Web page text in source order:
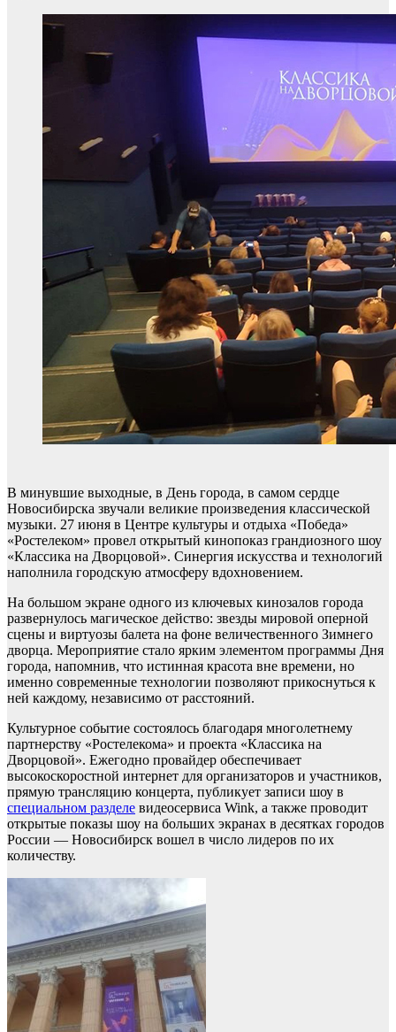
В минувшие выходные, в День города, в самом сердце
Новосибирска звучали великие произведения классической
музыки. 27 июня в Центре культуры и отдыха «Победа»
«Ростелеком» провел открытый кинопоказ грандиозного шоу
«Классика на Дворцовой». Синергия искусства и технологий
наполнила городскую атмосферу вдохновением.
На большом экране одного из ключевых кинозалов города
развернулось магическое действо: звезды мировой оперной
сцены и виртуозы балета на фоне величественного Зимнего
дворца. Мероприятие стало ярким элементом программы Дня
города, напомнив, что истинная красота вне времени, но
именно современные технологии позволяют прикоснуться к
ней каждому, независимо от расстояний.
Культурное событие состоялось благодаря многолетнему
партнерству «Ростелекома» и проекта «Классика на
Дворцовой». Ежегодно провайдер обеспечивает
высокоскоростной интернет для организаторов и участников,
прямую трансляцию концерта, публикует записи шоу в
специальном разделе видеосервиса Wink, а также проводит
открытые показы шоу на больших экранах в десятках городов
России — Новосибирск вошел в число лидеров по их
количеству.